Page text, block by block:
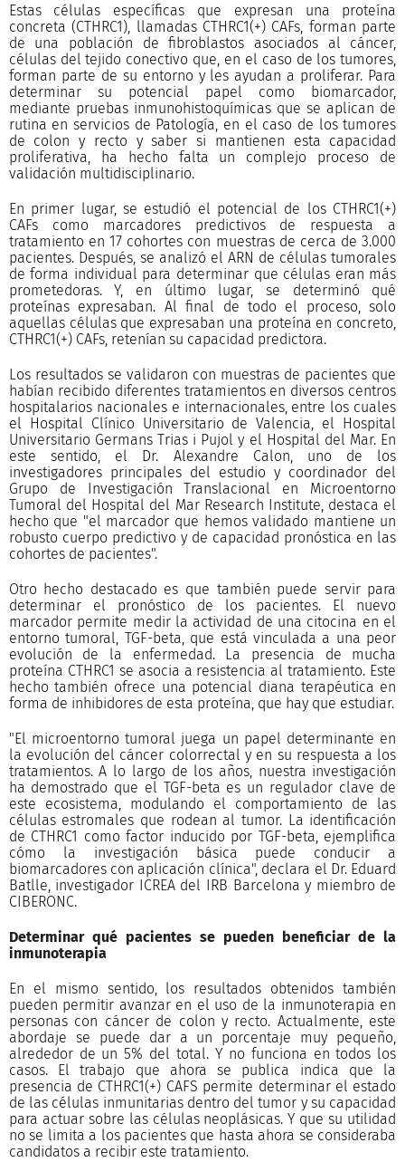
Estas células específicas que expresan una proteína
concreta (CTHRC1), llamadas CTHRC1(+) CAFs, forman parte
de una población de fibroblastos asociados al cáncer,
células del tejido conectivo que, en el caso de los tumores,
forman parte de su entorno y les ayudan a proliferar. Para
determinar su potencial papel como biomarcador,
mediante pruebas inmunohistoquímicas que se aplican de
rutina en servicios de Patología, en el caso de los tumores
de colon y recto y saber si mantienen esta capacidad
proliferativa, ha hecho falta un complejo proceso de
validación multidisciplinario.
En primer lugar, se estudió el potencial de los CTHRC1(+)
CAFs como marcadores predictivos de respuesta a
tratamiento en 17 cohortes con muestras de cerca de 3.000
pacientes. Después, se analizó el ARN de células tumorales
de forma individual para determinar que células eran más
prometedoras. Y, en último lugar, se determinó qué
proteínas expresaban. Al final de todo el proceso, solo
aquellas células que expresaban una proteína en concreto,
CTHRC1(+) CAFs, retenían su capacidad predictora.
Los resultados se validaron con muestras de pacientes que
habían recibido diferentes tratamientos en diversos centros
hospitalarios nacionales e internacionales, entre los cuales
el Hospital Clínico Universitario de Valencia, el Hospital
Universitario Germans Trias i Pujol y el Hospital del Mar. En
este sentido, el Dr. Alexandre Calon, uno de los
investigadores principales del estudio y coordinador del
Grupo de Investigación Translacional en Microentorno
Tumoral del Hospital del Mar Research Institute, destaca el
hecho que "el marcador que hemos validado mantiene un
robusto cuerpo predictivo y de capacidad pronóstica en las
cohortes de pacientes".
Otro hecho destacado es que también puede servir para
determinar el pronóstico de los pacientes. El nuevo
marcador permite medir la actividad de una citocina en el
entorno tumoral, TGF-beta, que está vinculada a una peor
evolución de la enfermedad. La presencia de mucha
proteína CTHRC1 se asocia a resistencia al tratamiento. Este
hecho también ofrece una potencial diana terapéutica en
forma de inhibidores de esta proteína, que hay que estudiar.
"El microentorno tumoral juega un papel determinante en
la evolución del cáncer colorrectal y en su respuesta a los
tratamientos. A lo largo de los años, nuestra investigación
ha demostrado que el TGF-beta es un regulador clave de
este ecosistema, modulando el comportamiento de las
células estromales que rodean al tumor. La identificación
de CTHRC1 como factor inducido por TGF-beta, ejemplifica
cómo la investigación básica puede conducir a
biomarcadores con aplicación clínica", declara el Dr. Eduard
Batlle, investigador ICREA del IRB Barcelona y miembro de
CIBERONC.
Determinar qué pacientes se pueden beneficiar de la
inmunoterapia
En el mismo sentido, los resultados obtenidos también
pueden permitir avanzar en el uso de la inmunoterapia en
personas con cáncer de colon y recto. Actualmente, este
abordaje se puede dar a un porcentaje muy pequeño,
alrededor de un 5% del total. Y no funciona en todos los
casos. El trabajo que ahora se publica indica que la
presencia de CTHRC1(+) CAFS permite determinar el estado
de las células inmunitarias dentro del tumor y su capacidad
para actuar sobre las células neoplásicas. Y que su utilidad
no se limita a los pacientes que hasta ahora se consideraba
candidatos a recibir este tratamiento.